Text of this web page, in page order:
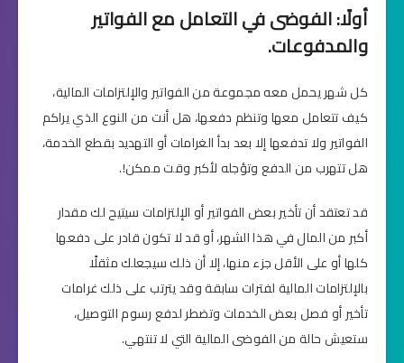
أولًا: الفوضى في التعامل مع الفواتير
والمدفوعات.
كل شهر يحمل معه مجموعة من الفواتير والإلتزامات المالية،
كيف تتعامل معها وتنظم دفعها، هل أنت من النوع الذي يراكم
الفواتير ولا تدفعها إلا بعد بدأ الغرامات أو التهديد بقطع الخدمة،
هل تتهرب من الدفع وتؤجله لأكبر وقت ممكن!.
قد تعتقد أن تأخير بعض الفواتير أو الإلتزامات سيتيح لك مقدار
أكبر من المال في هذا الشهر، أو قد لا تكون قادر على دفعها
كلها أو على الأقل جزء منها، إلا أن ذلك سيجعلك مثقلًا
بالإلتزامات المالية لفترات سابقة وقد يترتب على ذلك غرامات
تأخير أو فصل بعض الخدمات وتضطر لدفع رسوم التوصيل،
ستعيش حالة من الفوضى المالية التي لا تنتهي.